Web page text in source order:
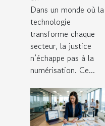
: enjeux
concrets
Dans un monde où la
technologie
transforme chaque
secteur, la justice
n’échappe pas à la
numérisation. Ce...